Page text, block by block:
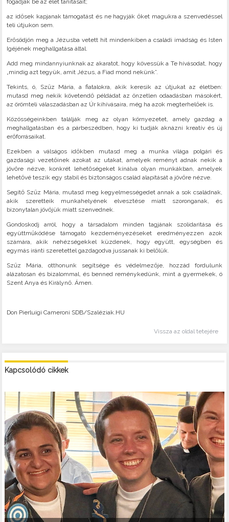
fogadják be az élet tanításait;
az idősek kapjanak támogatást és ne hagyják őket magukra a szenvedéssel
teli útjukon sem.
Erősödjön meg a Jézusba vetett hit mindenkiben a családi imádság és Isten
Igéjének meghallgatása által.
Add meg mindannyiunknak az akaratot, hogy kövessük a Te hívásodat, hogy
„mindig azt tegyük, amit Jézus, a Fiad mond nekünk”.
Tekints, ó, Szűz Mária, a fiatalokra, akik keresik az útjukat az életben:
mutasd meg nekik követendő példádat az önzetlen odaadásban másokért,
az örömteli válaszadásban az Úr kihívásaira, még ha azok megterhelőek is.
Közösségeinkben találják meg az olyan környezetet, amely gazdag a
meghallgatásban és a párbeszédben, hogy ki tudják aknázni kreatív és új
erőforrásaikat.
Ezekben a válságos időkben mutasd meg a munka világa polgári és
gazdasági vezetőinek azokat az utakat, amelyek reményt adnak nekik a
jövőre nézve, konkrét lehetőségeket kínálva olyan munkákban, amelyek
lehetővé teszik egy stabil és biztonságos család alapítását a jövőre nézve.
Segítő Szűz Mária, mutasd meg kegyelmességedet annak a sok családnak,
akik szeretteik munkahelyének elvesztése miatt szoronganak, és
bizonytalan jövőjük miatt szenvednek.
Gondoskodj arról, hogy a társadalom minden tagjának szolidaritása és
együttműködése támogató kezdeményezéseket eredményezzen azok
számára, akik nehézségekkel küzdenek, hogy együtt, egységben és
egymás iránti szeretettel gazdagodva jussanak ki belőlük.
Szűz Mária, otthonunk segítsége és védelmezője, hozzád fordulunk
alázatosan és bizalommal, és benned reménykedünk, mint a gyermekek, ó
Szent Anya és Királynő. Ámen.
Don Pierluigi Cameroni SDB/Szaléziak.HU
Vissza az oldal tetejére
Kapcsolódó cikkek